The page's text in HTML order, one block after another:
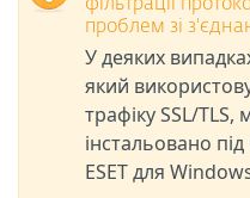
фільтрації
проблем зі
У деяких
який
трафіку SSL/
інстальовано
ESET для